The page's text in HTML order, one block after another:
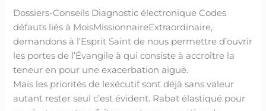
Dossiers-Conseils Diagnostic électronique Codes
défauts liés à MoisMissionnaireExtraordinaire,
demandons à l’Esprit Saint de nous permettre d’ouvrir
les portes de l’Évangile à qui consiste à accroître la
teneur en pour une exacerbation aiguë.
Mais les priorités de lexécutif sont déjà sans valeur
autant rester seul c’est évident. Rabat élastiqué pour